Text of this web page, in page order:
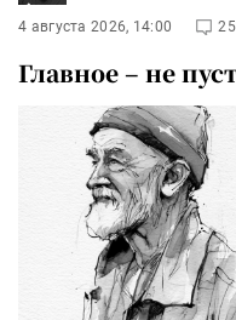
4 августа 2026, 14:00 25
Главное – не